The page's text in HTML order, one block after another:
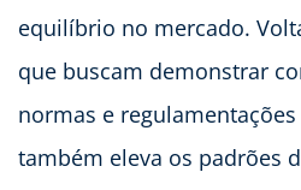
equilíbrio no mercado.
que buscam demonstrar
normas e
também eleva os padrões